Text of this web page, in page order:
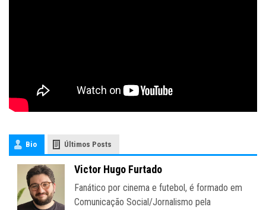
Bio Últimos Posts
Victor Hugo Furtado
Fanático por cinema e futebol, é formado em
Comunicação Social/Jornalismo pela